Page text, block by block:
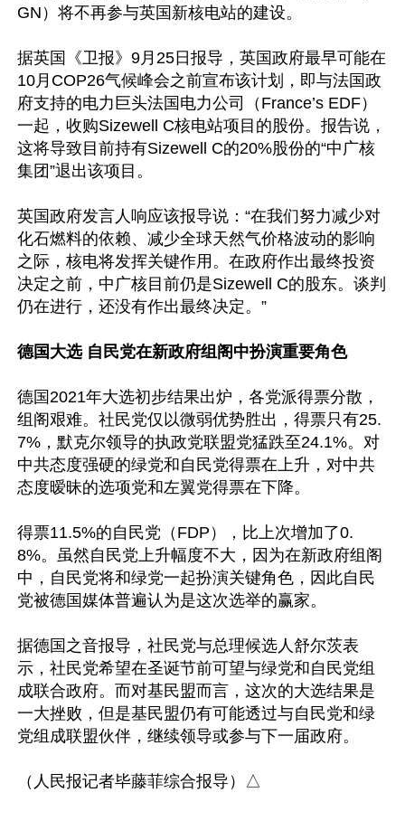
GN）将不再参与英国新核电站的建设。
据英国《卫报》9月25日报导，英国政府最早可能在
10月COP26气候峰会之前宣布该计划，即与法国政
府支持的电力巨头法国电力公司（France’s EDF）
一起，收购Sizewell C核电站项目的股份。报告说，
这将导致目前持有Sizewell C的20%股份的“中广核
集团”退出该项目。
英国政府发言人响应该报导说：“在我们努力减少对
化石燃料的依赖、减少全球天然气价格波动的影响
之际，核电将发挥关键作用。在政府作出最终投资
决定之前，中广核目前仍是Sizewell C的股东。谈判
仍在进行，还没有作出最终决定。”
德国大选 自民党在新政府组阁中扮演重要角色
德国2021年大选初步结果出炉，各党派得票分散，
组阁艰难。社民党仅以微弱优势胜出，得票只有25.
7%，默克尔领导的执政党联盟党猛跌至24.1%。对
中共态度强硬的绿党和自民党得票在上升，对中共
态度暧昧的选项党和左翼党得票在下降。
得票11.5%的自民党（FDP），比上次增加了0.
8%。虽然自民党上升幅度不大，因为在新政府组阁
中，自民党将和绿党一起扮演关键角色，因此自民
党被德国媒体普遍认为是这次选举的赢家。
据德国之音报导，社民党与总理候选人舒尔茨表
示，社民党希望在圣诞节前可望与绿党和自民党组
成联合政府。而对基民盟而言，这次的大选结果是
一大挫败，但是基民盟仍有可能透过与自民党和绿
党组成联盟伙伴，继续领导或参与下一届政府。